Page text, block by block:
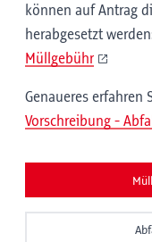
können auf Antrag
herabgesetzt
Müllgebühr
Genaueres erfahren
Vorschreibung -